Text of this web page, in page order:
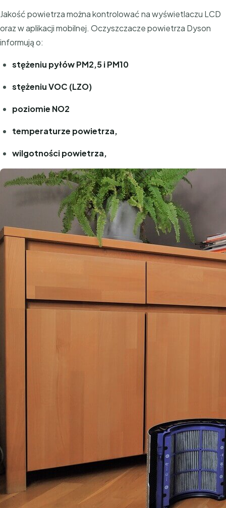
Jakość powietrza można kontrolować na wyświetlaczu LCD
oraz w aplikacji mobilnej. Oczyszczacze powietrza Dyson
informują o:
stężeniu pyłów PM2,5 i PM10
stężeniu VOC (LZO)
poziomie NO2
temperaturze powietrza,
wilgotności powietrza,